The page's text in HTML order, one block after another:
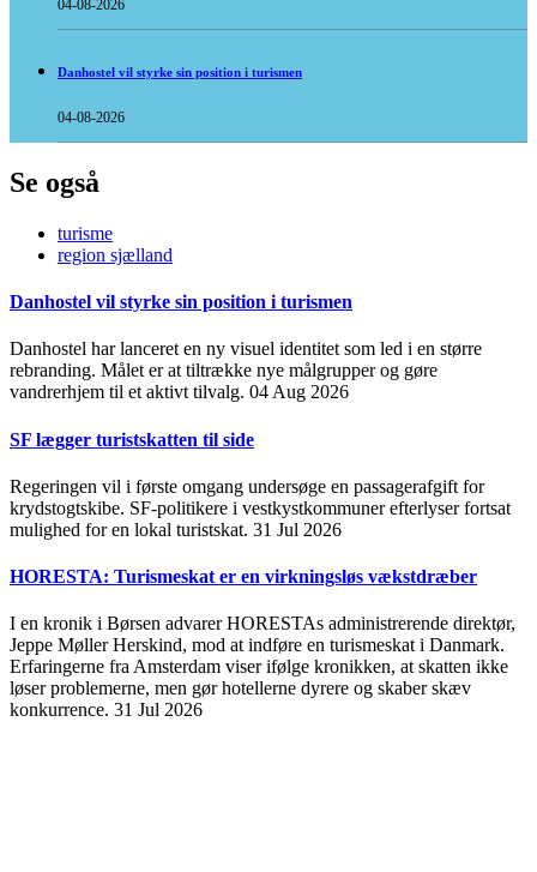
04-08-2026
Danhostel vil styrke sin position i turismen
04-08-2026
Se også
turisme
region sjælland
Danhostel vil styrke sin position i turismen
Danhostel har lanceret en ny visuel identitet som led i en større
rebranding. Målet er at tiltrække nye målgrupper og gøre
vandrerhjem til et aktivt tilvalg. 04 Aug 2026
SF lægger turistskatten til side
Regeringen vil i første omgang undersøge en passagerafgift for
krydstogtskibe. SF-politikere i vestkystkommuner efterlyser fortsat
mulighed for en lokal turistskat. 31 Jul 2026
HORESTA: Turismeskat er en virkningsløs vækstdræber
I en kronik i Børsen advarer HORESTAs administrerende direktør,
Jeppe Møller Herskind, mod at indføre en turismeskat i Danmark.
Erfaringerne fra Amsterdam viser ifølge kronikken, at skatten ikke
løser problemerne, men gør hotellerne dyrere og skaber skæv
konkurrence. 31 Jul 2026